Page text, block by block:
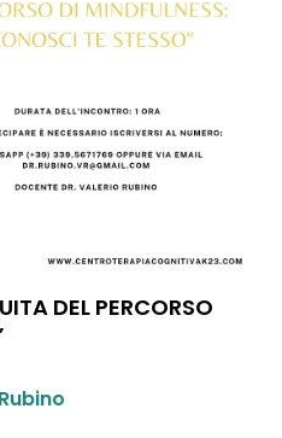
DEL PERCORSO